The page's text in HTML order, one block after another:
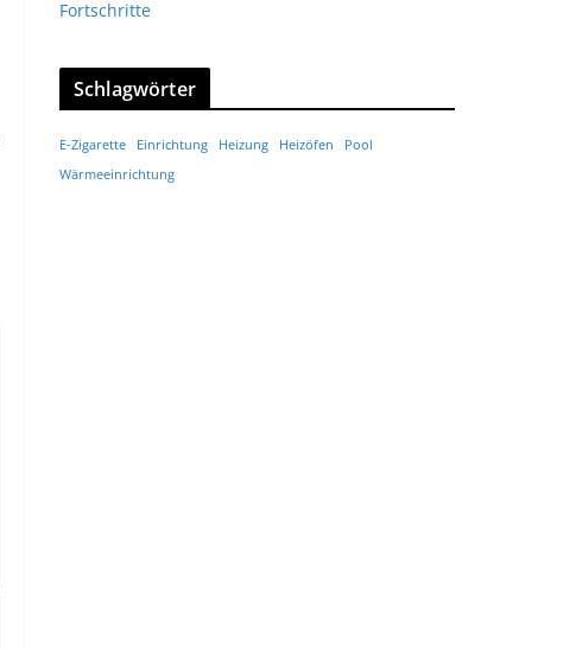
Fortschritte
Schlagwörter
E-Zigarette Einrichtung Heizung Heizöfen
Pool
Wärmeeinrichtung